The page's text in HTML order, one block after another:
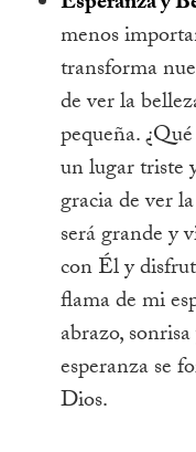
menos
transforma
de ver la
pequeña.
un lugar triste
gracia de ver
será grande y
con Él y
flama de mi
abrazo,
esperanza se
Dios.